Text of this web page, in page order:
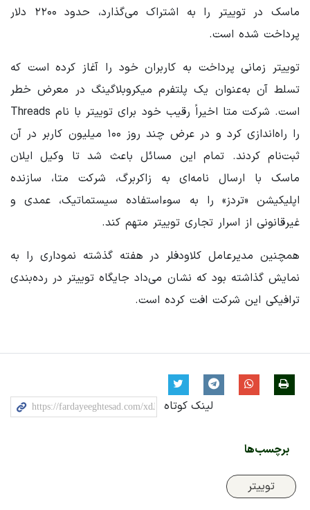
ماسک در توییتر را به اشتراک می‌گذارد، حدود ۲۲۰۰ دلار
پرداخت شده است.
توییتر زمانی پرداخت به کاربران خود را آغاز کرده است که
تسلط آن به‌عنوان یک پلتفرم میکروبلاگینگ در معرض خطر
است. شرکت متا اخیراً رقیب خود برای توییتر با نام Threads
را راه‌اندازی کرد و در عرض چند روز ۱۰۰ میلیون کاربر در آن
ثبت‌نام کردند. تمام این مسائل باعث شد تا وکیل ایلان
ماسک با ارسال نامه‌ای به زاکربرگ، شرکت متا، سازنده
اپلیکیشن «تردز» را به سوء‌استفاده سیستماتیک، عمدی و
غیرقانونی از اسرار تجاری توییتر متهم کند.
همچنین مدیرعامل کلاودفلر در هفته گذشته نموداری را به
نمایش گذاشته بود که نشان می‌داد جایگاه توییتر در رده‌بندی
ترافیکی این شرکت افت کرده است.
لینک کوتاه
برچسب‌ها
توییتر